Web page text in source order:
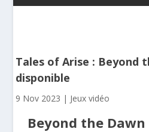
Tales of Arise : Beyond
disponible
9 Nov 2023 | Jeux vidéo
Beyond the Dawn